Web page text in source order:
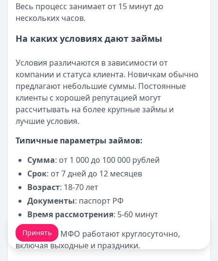
Весь процесс занимает от 15 минут до
нескольких часов.
На каких условиях дают займы
Условия различаются в зависимости от
компании и статуса клиента. Новичкам обычно
предлагают небольшие суммы. Постоянные
клиенты с хорошей репутацией могут
рассчитывать на более крупные займы и
лучшие условия.
Типичные параметры займов:
Сумма: от 1 000 до 100 000 рублей
Срок: от 7 дней до 12 месяцев
Возраст: 18-70 лет
Документы: паспорт РФ
Время рассмотрения: 5-60 минут
Некоторые МФО работают круглосуточно,
включая выходные и праздники.
Мы обрабатываем ваши cookie-файлы.
Принять